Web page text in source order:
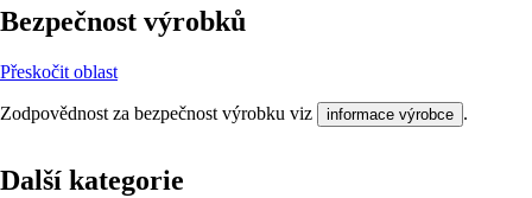
Bezpečnost výrobků
Přeskočit oblast
Zodpovědnost za bezpečnost výrobku viz informace výrobce .
Další kategorie